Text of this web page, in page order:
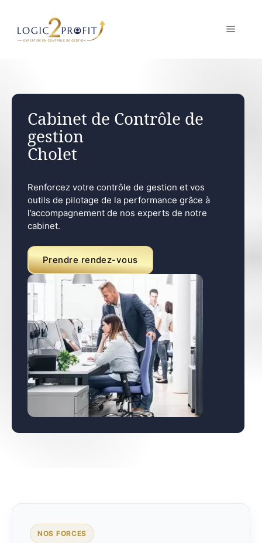
contenu
MENU
Cabinet de Contrôle de
gestion
Cholet
Renforcez votre contrôle de gestion et vos
outils de pilotage de la performance grâce à
l’accompagnement de nos experts de notre
cabinet.
Prendre rendez-vous
NOS FORCES